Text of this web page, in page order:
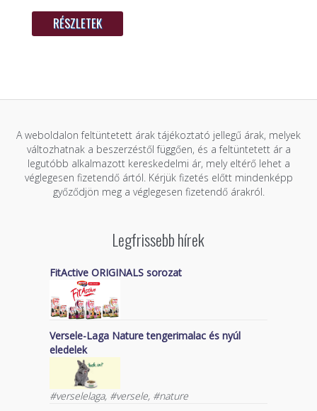
RÉSZLETEK
A weboldalon feltüntetett árak tájékoztató jellegű árak, melyek
változhatnak a beszerzéstől függően, és a feltüntetett ár a
legutóbb alkalmazott kereskedelmi ár, mely eltérő lehet a
véglegesen fizetendő ártól. Kérjük fizetés előtt mindenképp
győződjön meg a véglegesen fizetendő árakról.
Legfrissebb hírek
FitActive ORIGINALS sorozat
Versele-Laga Nature tengerimalac és nyúl
eledelek
#verselelaga, #versele, #nature